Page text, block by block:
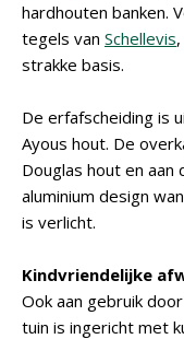
hardhouten banken.
tegels van Schellevis
strakke basis.
De erfafscheiding is
Ayous hout. De
Douglas hout en
aluminium design
is verlicht.
Kindvriendelijke
Ook aan gebruik
tuin is ingericht met